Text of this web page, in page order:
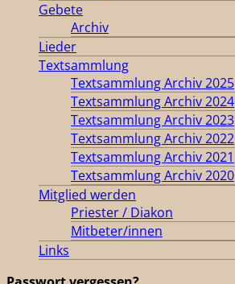
Gebete
Archiv
Lieder
Textsammlung
Textsammlung Archiv 2025
Textsammlung Archiv 2024
Textsammlung Archiv 2023
Textsammlung Archiv 2022
Textsammlung Archiv 2021
Textsammlung Archiv 2020
Mitglied werden
Priester / Diakon
Mitbeter/innen
Links